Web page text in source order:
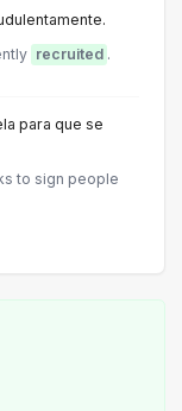
recruited .
para que se
to sign people